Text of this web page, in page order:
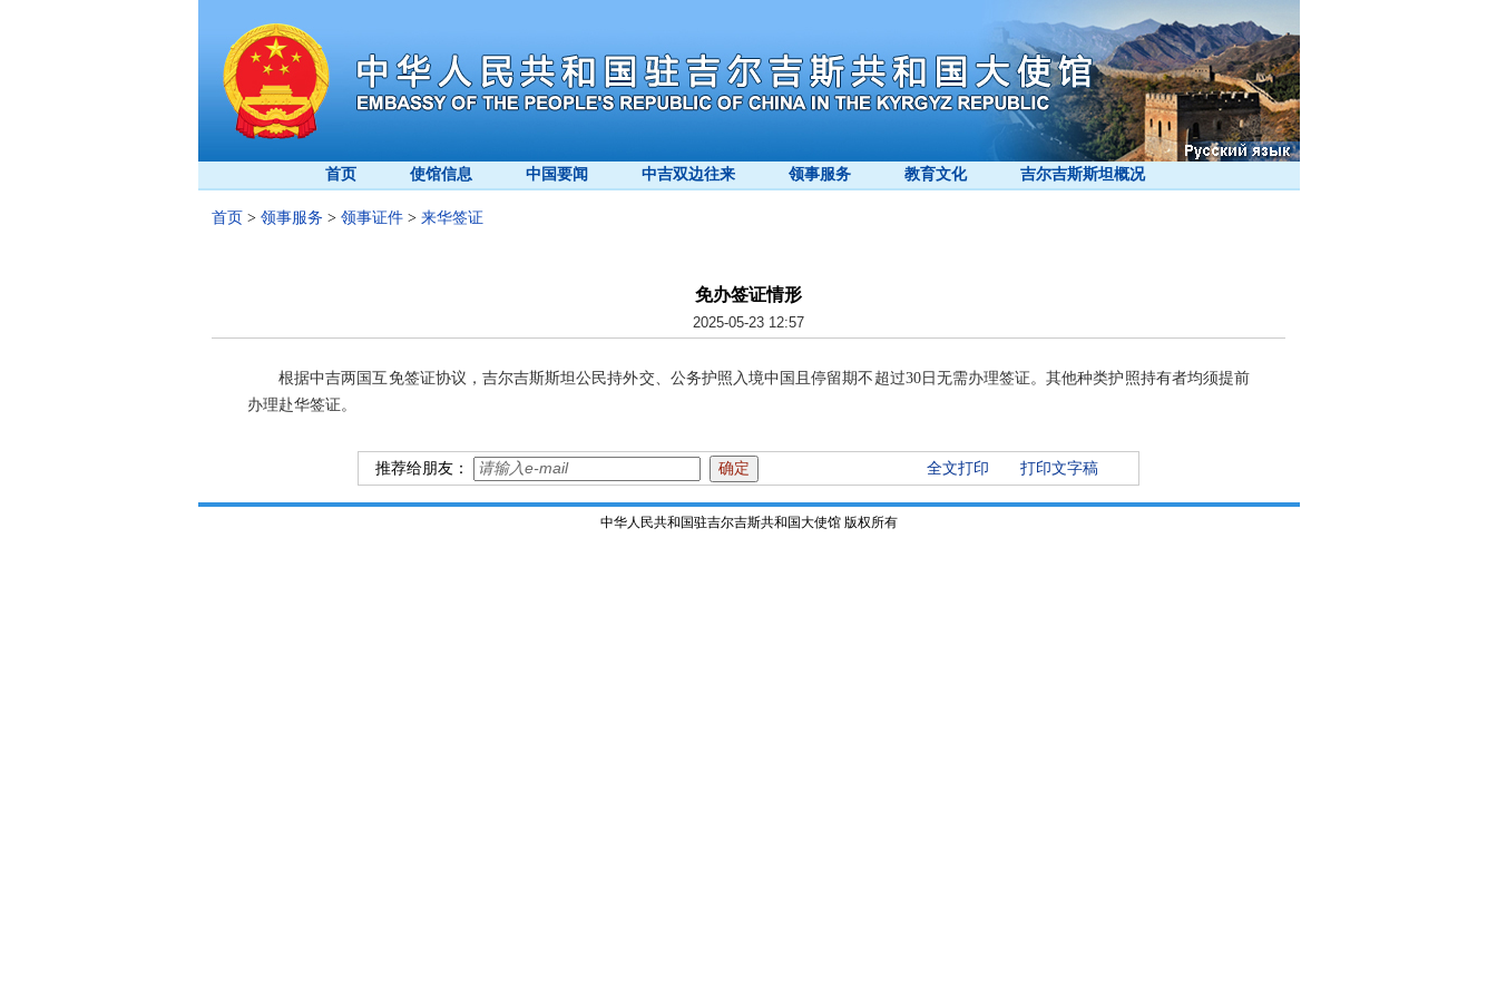
首页 使馆信息 中国要闻 中吉双边往来 领事服务 教育文化 吉尔吉斯斯坦概况
首页 > 领事服务 > 领事证件 > 来华签证
免办签证情形
2025-05-23 12:57
根据中吉两国互免签证协议，吉尔吉斯斯坦公民持外交、公务护照入境中国且停留期不超过30日无需办理签证。其他种类护照持有者均须提前
办理赴华签证。
推荐给朋友： 全文打印 打印文字稿
中华人民共和国驻吉尔吉斯共和国大使馆 版权所有